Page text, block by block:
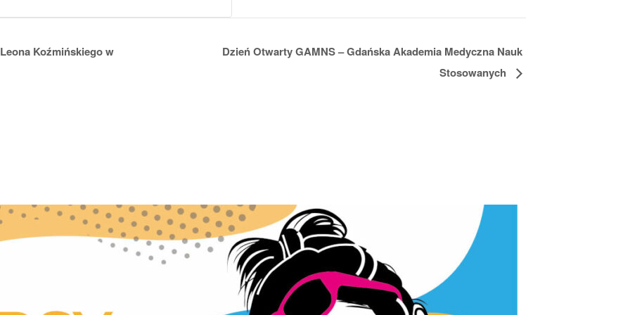
Koźmińskiego w
Dzień Otwarty GAMNS – Gdańska Akademia Medyczna Nauk
Stosowanych